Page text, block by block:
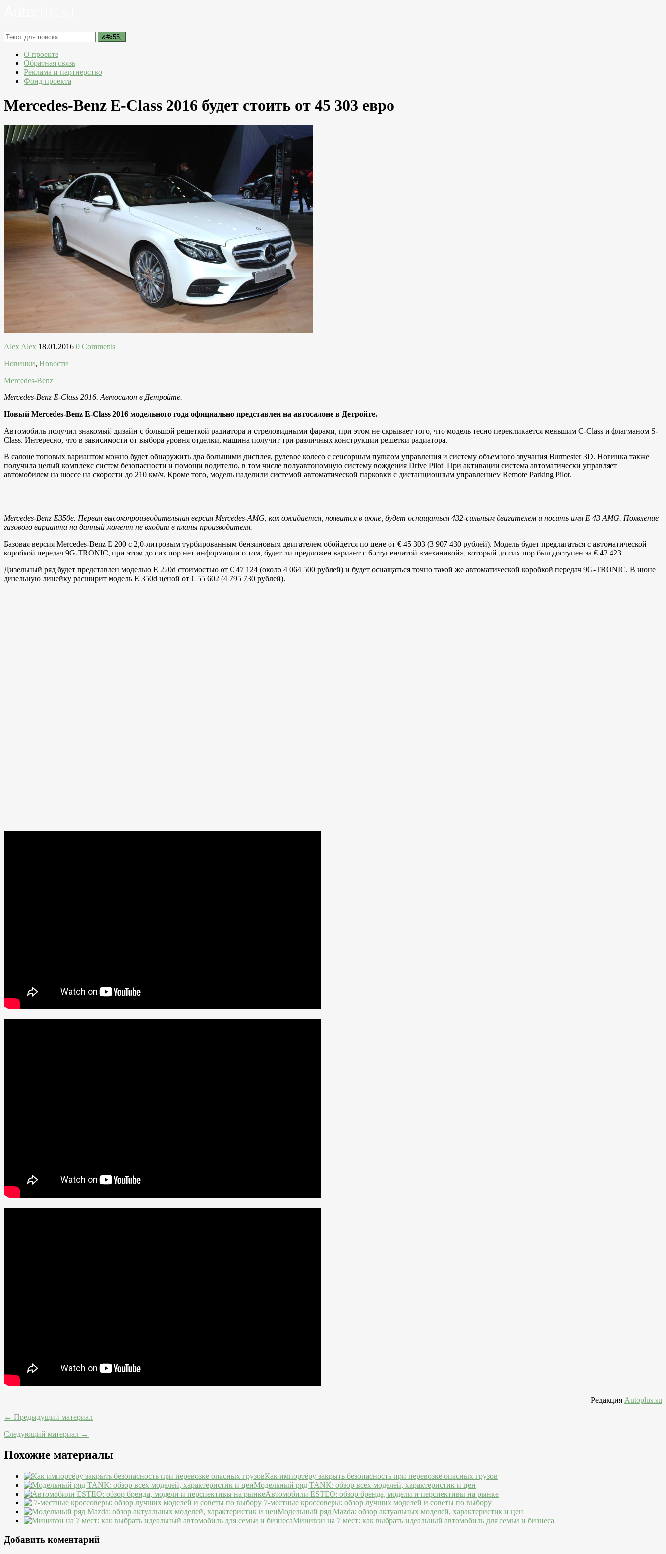
О проекте
Обратная связь
Реклама и партнерство
Фонд проекта
Mercedes-Benz E-Class 2016 будет стоить от 45 303 евро
Alex Alex 18.01.2016 0 Comments
Новинки, Новости
Mercedes-Benz
Mercedes-Benz E-Class 2016. Автосалон в Детройте.
Новый Mercedes-Benz E-Class 2016 модельного года официально представлен на автосалоне в Детройте.
Автомобиль получил знакомый дизайн с большой решеткой радиатора и стреловидными фарами, при этом не скрывает того, что модель тесно перекликается меньшим C-Class и флагманом S-
Class. Интересно, что в зависимости от выбора уровня отделки, машина получит три различных конструкции решетки радиатора.
В салоне топовых вариантом можно будет обнаружить два большими дисплея, рулевое колесо с сенсорным пультом управления и систему объемного звучания Burmester 3D. Новинка также
получила целый комплекс систем безопасности и помощи водителю, в том числе полуавтономную систему вождения Drive Pilot. При активации система автоматически управляет
автомобилем на шоссе на скорости до 210 км/ч. Кроме того, модель наделили системой автоматической парковки с дистанционным управлением Remote Parking Pilot.
Mercedes-Benz E350e. Первая высокопроизводительная версия Mercedes-AMG, как ожидается, появится в июне, будет оснащаться 432-сильным двигателем и носить имя E 43 AMG. Появление
газового варианта на данный момент не входит в планы производителя.
Базовая версия Mercedes-Benz E 200 с 2,0-литровым турбированным бензиновым двигателем обойдется по цене от € 45 303 (3 907 430 рублей). Модель будет предлагаться с автоматической
коробкой передач 9G-TRONIC, при этом до сих пор нет информации о том, будет ли предложен вариант с 6-ступенчатой «механикой», который до сих пор был доступен за € 42 423.
Дизельный ряд будет представлен моделью E 220d стоимостью от € 47 124 (около 4 064 500 рублей) и будет оснащаться точно такой же автоматической коробкой передач 9G-TRONIC. В июне
дизельную линейку расширит модель E 350d ценой от € 55 602 (4 795 730 рублей).
Редакция Autoplus.su
← Предыдущий материал
Следующий материал →
Похожие материалы
Как импортёру закрыть безопасность при перевозке опасных грузов
Модельный ряд TANK: обзор всех моделей, характеристик и цен
Автомобили ESTEO: обзор бренда, модели и перспективы на рынке
7-местные кроссоверы: обзор лучших моделей и советы по выбору
Модельный ряд Mazda: обзор актуальных моделей, характеристик и цен
Минивэн на 7 мест: как выбрать идеальный автомобиль для семьи и бизнеса
Добавить коментарий